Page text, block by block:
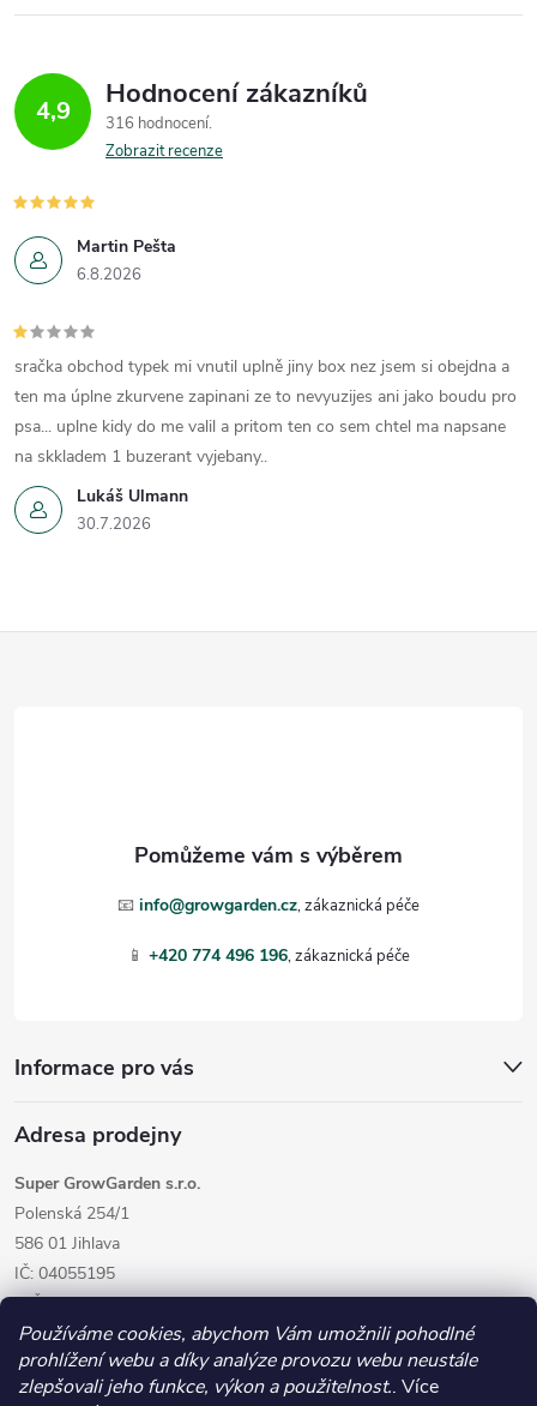
Používáme cookies, abychom Vám umožnili pohodlné
prohlížení webu a díky analýze provozu webu neustále
zlepšovali jeho funkce, výkon a použitelnost.. Více
4,9 Hodnocení zákazníků
316 hodnocení
Zobrazit recenze
Martin Pešta
6.8.2026
Lukáš Ulmann
30.7.2026
sračka obchod typek mi vnutil uplně jiny box nez jsem si obejdna a
ten ma úplne zkurvene zapinani ze to nevyuzijes ani jako boudu pro
psa... uplne kidy do me valil a pritom ten co sem chtel ma napsane
na skkladem 1 buzerant vyjebany..
📧 info@growgarden.cz
📱 +420 774 496 196
Informace pro vás
Adresa prodejny
Super GrowGarden s.r.o.
Polenská 254/1
586 01 Jihlava
IČ: 04055195
DIČ: CZ04055195